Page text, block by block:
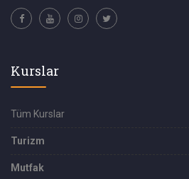
Kurslar
Tüm Kurslar
Turizm
Mutfak